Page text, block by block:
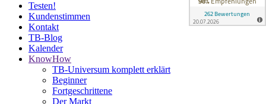
Testen!
Kundenstimmen
Kontakt
TB-Blog
Kalender
KnowHow
TB-Universum komplett erklärt
Beginner
Fortgeschrittene
Der Markt